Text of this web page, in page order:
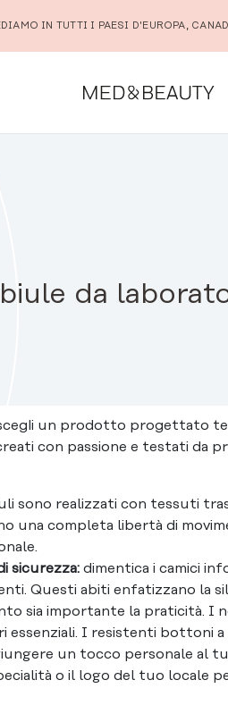
IN TUTTI I PAESI D'EUROPA,
da
un prodotto progettato
con passione e testati
sono realizzati con tessuti
una completa libertà di
sicurezza: dimentica i camici
Questi abiti enfatizzano la
sia importante la praticità. I
essenziali. I resistenti bottoni
un tocco personale al
o il logo del tuo locale